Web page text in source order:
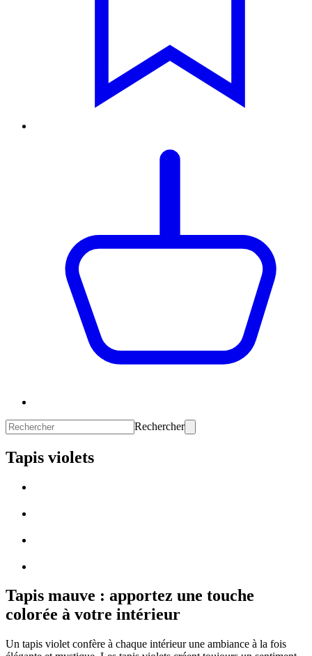
Rechercher
Tapis violets
Tapis mauve : apportez une touche
colorée à votre intérieur
Un tapis violet confère à chaque intérieur une ambiance à la fois